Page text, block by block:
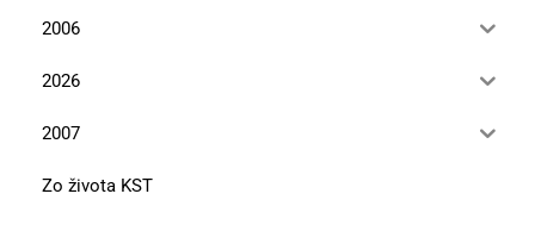
2006
2026
2007
Zo života KST